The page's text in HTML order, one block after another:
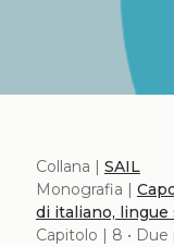
Collana | SAIL
Monografia |
di italiano,
Capitolo | 8 •